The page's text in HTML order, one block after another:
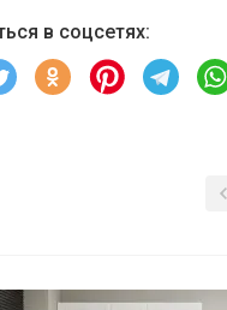
в соцсетях: